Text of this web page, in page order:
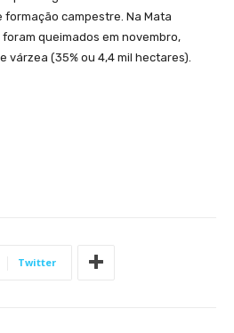
formação campestre. Na Mata
queimados em novembro,
várzea (35% ou 4,4 mil hectares).
Twitter